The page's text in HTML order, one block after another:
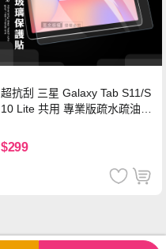
超抗刮 三星 Galaxy Tab S11/S
10 Lite 共用 專業版疏水疏油9
$299